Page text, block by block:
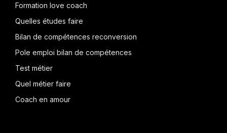
Formation love coach
Quelles études faire
Bilan de compétences reconversion
Pole emploi bilan de compétences
Test métier
Quel métier faire
Coach en amour